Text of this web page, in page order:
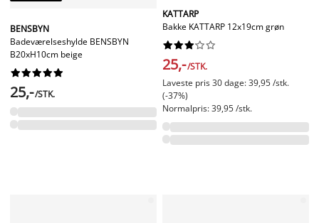
BENSBYN
Badeværelseshylde BENSBYN
B20xH10cm beige






25,-/STK.
KATTARP
Bakke KATTARP 12x19cm grøn






25,-/STK.
Laveste pris 30 dage: 39,95 /stk.
(-37%)
Normalpris: 39,95 /stk.